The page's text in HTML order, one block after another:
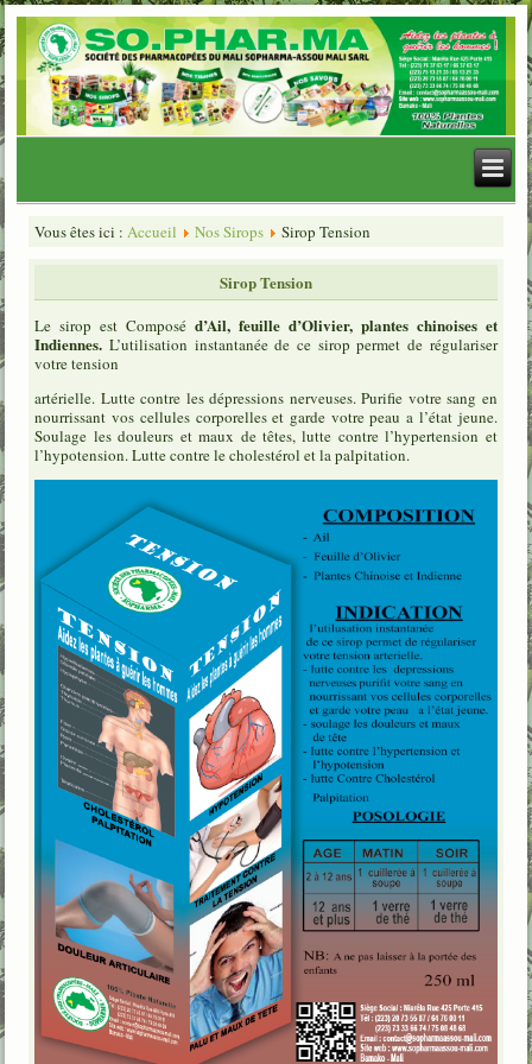
Vous êtes ici :Accueil Nos Sirops Sirop Tension
Sirop Tension
Le sirop est Composéd’Ail, feuille d’Olivier, plantes chinoises et
Indiennes. L’utilisation instantanée de ce sirop permet de régulariser
votre tension
artérielle. Lutte contre les dépressions nerveuses. Purifie votre sang en
nourrissant vos cellules corporelles et garde votre peau a l’état jeune.
Soulage les douleurs et maux de têtes, lutte contre l’hypertension et
l’hypotension. Lutte contre le cholestérol et la palpitation.